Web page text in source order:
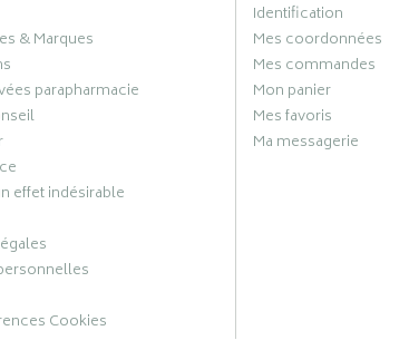
& Marques
parapharmacie
effet indésirable
Cookies
Identification
Mes coordonnées
Mes commandes
Mon panier
Mes favoris
Ma messagerie